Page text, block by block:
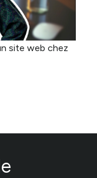
site web chez